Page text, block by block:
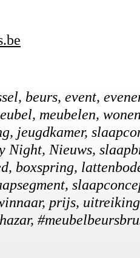
beurs, event,
meubelen,
jeugdkamer,
Night, Nieuws,
boxspring,
prijs,